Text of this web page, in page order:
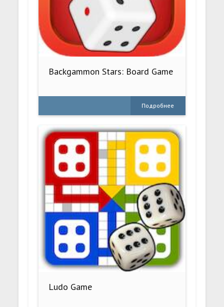
Backgammon Stars: Board Game
Подробнее
Ludo Game